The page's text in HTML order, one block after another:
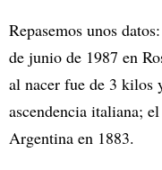
Repasemos unos
de junio de 1987 en
al nacer fue de 3 kilos
ascendencia italiana;
Argentina en 1883.